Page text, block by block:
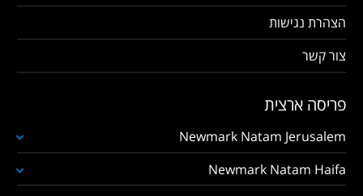
הצהרת נגישות
צור קשר
פריסה ארצית
Newmark Natam Jerusalem
Newmark Natam Haifa